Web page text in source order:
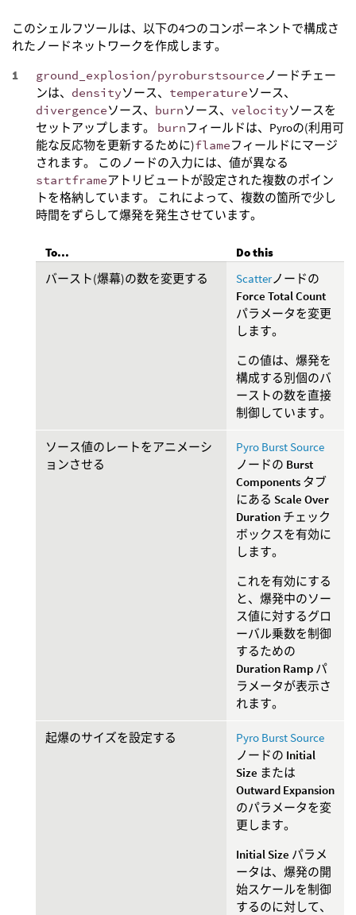
このシェルフツールは、以下の4つのコンポーネントで構成さ
れたノードネットワークを作成します。
ground_explosion/pyroburstsourceノードチェー
ンは、 densityソース、 temperatureソース、
divergenceソース、 burnソース、 velocityソースを
セットアップします。 burnフィールドは、Pyroの(利用可
能な反応物を更新するために)flameフィールドにマージ
されます。 このノードの入力には、値が異なる
startframeアトリビュートが設定された複数のポイン
トを格納しています。 これによって、複数の箇所で少し
時間をずらして爆発を発生させています。
To...
Do this
バースト(爆幕)の数を変更する
Scatterノードの
Force Total Count
パラメータを変更
します。
この値は、爆発を
構成する別個のバ
ーストの数を直接
制御しています。
ソース値のレートをアニメーシ
ョンさせる
Pyro Burst Source
ノードの Burst
Components タブ
にある Scale Over
Duration チェック
ボックスを有効に
します。
これを有効にする
と、爆発中のソー
ス値に対するグロ
ーバル乗数を制御
するための
Duration Ramp パ
ラメータが表示さ
れます。
起爆のサイズを設定する
Pyro Burst Source
ノードの Initial
Size または
Outward Expansion
のパラメータを変
更します。
Initial Size パラメ
ータは、爆発の開
始スケールを制御
するのに対して、